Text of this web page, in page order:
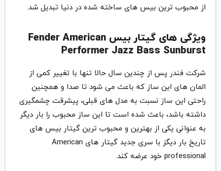
از محبوب ترین بیس های ساخته شده در دنیا تبدیل شد.
ویژگی های گیتار بیس Fender American
Performer Jazz Bass Sunburst
شرکت فندر پس از چندین سال حالا تنها با تغییر کمی از
المان های این ساز که باعث می شود تا صدا و همچنین
راحتی این ساز نسبت به مدل های قبلی، پیشرقت چشمگیری
داشته باشد، باعث شده است تا این ساز محبوب را بار دیگر
به عنوانی یکی از بهترین و محبوب ترین گیتار بیس های
تاریخ بار دیگز با سری جدید گیتار های American
professional خود عرضه کند.